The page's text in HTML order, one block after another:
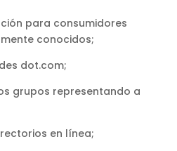
para consumidores
conocidos;
dot.com;
grupos representando a
en línea;